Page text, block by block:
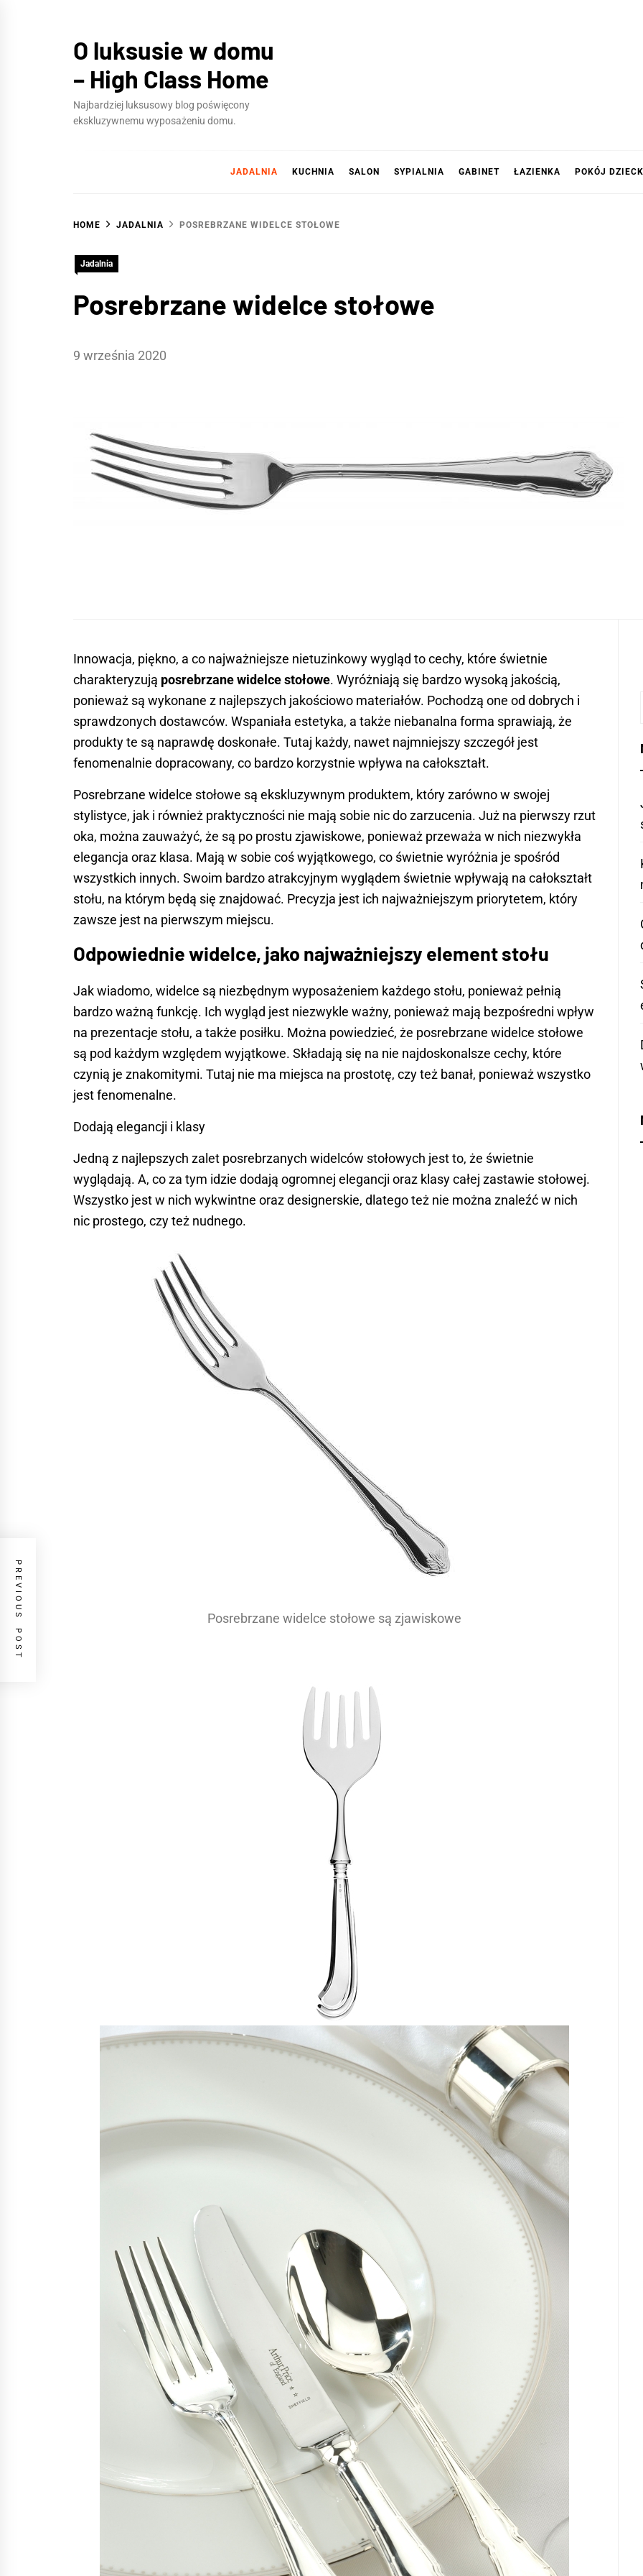
O luksusie w domu
– High Class Home
Najbardziej luksusowy blog poświęcony
ekskluzywnemu wyposażeniu domu.
JADALNIA KUCHNIA SALON SYPIALNIA GABINET ŁAZIENKA POKÓJ
HOME JADALNIA POSREBRZANE WIDELCE STOŁOWE
Jadalnia
Posrebrzane widelce stołowe
9 września 2020
Innowacja, piękno, a co najważniejsze nietuzinkowy wygląd to cechy, które świetnie
charakteryzują posrebrzane widelce stołowe. Wyróżniają się bardzo wysoką jakością,
ponieważ są wykonane z najlepszych jakościowo materiałów. Pochodzą one od dobrych i
sprawdzonych dostawców. Wspaniała estetyka, a także niebanalna forma sprawiają, że
produkty te są naprawdę doskonałe. Tutaj każdy, nawet najmniejszy szczegół jest
fenomenalnie dopracowany, co bardzo korzystnie wpływa na całokształt.
Posrebrzane widelce stołowe są ekskluzywnym produktem, który zarówno w swojej
stylistyce, jak i również praktyczności nie mają sobie nic do zarzucenia. Już na pierwszy rzut
oka, można zauważyć, że są po prostu zjawiskowe, ponieważ przeważa w nich niezwykła
elegancja oraz klasa. Mają w sobie coś wyjątkowego, co świetnie wyróżnia je spośród
wszystkich innych. Swoim bardzo atrakcyjnym wyglądem świetnie wpływają na całokształt
stołu, na którym będą się znajdować. Precyzja jest ich najważniejszym priorytetem, który
zawsze jest na pierwszym miejscu.
Odpowiednie widelce, jako najważniejszy element stołu
Jak wiadomo, widelce są niezbędnym wyposażeniem każdego stołu, ponieważ pełnią
bardzo ważną funkcję. Ich wygląd jest niezwykle ważny, ponieważ mają bezpośredni wpływ
na prezentacje stołu, a także posiłku. Można powiedzieć, że posrebrzane widelce stołowe
są pod każdym względem wyjątkowe. Składają się na nie najdoskonalsze cechy, które
czynią je znakomitymi. Tutaj nie ma miejsca na prostotę, czy też banał, ponieważ wszystko
jest fenomenalne.
Dodają elegancji i klasy
Jedną z najlepszych zalet posrebrzanych widelców stołowych jest to, że świetnie
wyglądają. A, co za tym idzie dodają ogromnej elegancji oraz klasy całej zastawie stołowej.
Wszystko jest w nich wykwintne oraz designerskie, dlatego też nie można znaleźć w nich
nic prostego, czy też nudnego.
Posrebrzane widelce stołowe są zjawiskowe
PREVIOUS POST